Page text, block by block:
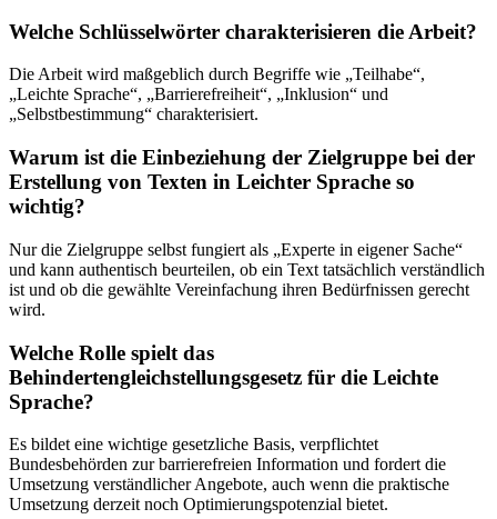
Welche Schlüsselwörter charakterisieren die Arbeit?
Die Arbeit wird maßgeblich durch Begriffe wie „Teilhabe“,
„Leichte Sprache“, „Barrierefreiheit“, „Inklusion“ und
„Selbstbestimmung“ charakterisiert.
Warum ist die Einbeziehung der Zielgruppe bei der
Erstellung von Texten in Leichter Sprache so
wichtig?
Nur die Zielgruppe selbst fungiert als „Experte in eigener Sache“
und kann authentisch beurteilen, ob ein Text tatsächlich verständlich
ist und ob die gewählte Vereinfachung ihren Bedürfnissen gerecht
wird.
Welche Rolle spielt das
Behindertengleichstellungsgesetz für die Leichte
Sprache?
Es bildet eine wichtige gesetzliche Basis, verpflichtet
Bundesbehörden zur barrierefreien Information und fordert die
Umsetzung verständlicher Angebote, auch wenn die praktische
Umsetzung derzeit noch Optimierungspotenzial bietet.